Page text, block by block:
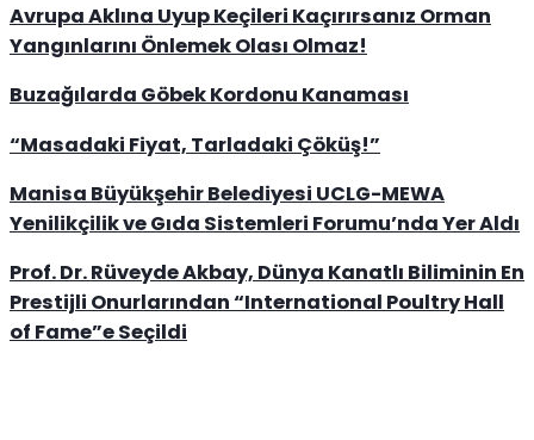
Avrupa Aklına Uyup Keçileri Kaçırırsanız Orman
Yangınlarını Önlemek Olası Olmaz!
Buzağılarda Göbek Kordonu Kanaması
“Masadaki Fiyat, Tarladaki Çöküş!”
Manisa Büyükşehir Belediyesi UCLG-MEWA
Yenilikçilik ve Gıda Sistemleri Forumu’nda Yer Aldı
Prof. Dr. Rüveyde Akbay, Dünya Kanatlı Biliminin En
Prestijli Onurlarından “International Poultry Hall
of Fame”e Seçildi